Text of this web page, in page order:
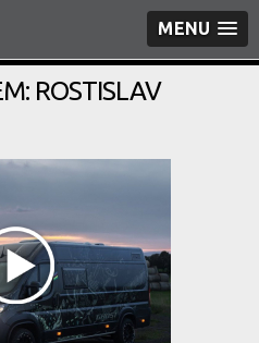
MENU
ROSTISLAV